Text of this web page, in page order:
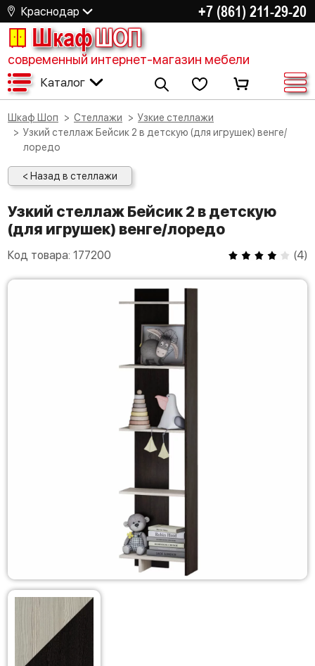
Краснодар +7 (861) 211-29-20
ШкафШОП
современный интернет-магазин мебели
Каталог
Шкаф Шоп Стеллажи
Узкие стеллажи
Узкий стеллаж Бейсик 2 в детскую (для игрушек) венге/
лоредо
< Назад в стеллажи
Узкий стеллаж Бейсик 2 в детскую
(для игрушек) венге/лоредо
Код товара: 177200 (4)